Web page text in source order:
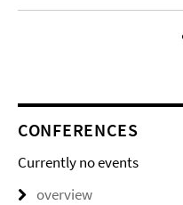
CONFERENCES
Currently no events
overview